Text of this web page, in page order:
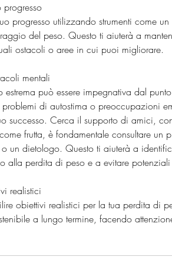
progresso utilizzando strumenti come
del peso. Questo ti aiuterà a
ostacoli o aree in cui puoi migliorare.
mentali
estrema può essere impegnativa dal
problemi di autostima o preoccupazioni
successo. Cerca il supporto di amici,
frutta, è fondamentale consultare un
un dietologo. Questo ti aiuterà a
alla perdita di peso e a evitare
realistici
obiettivi realistici per la tua perdita di
a lungo termine, facendo